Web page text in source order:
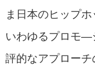
ま日本のヒップ
いわゆるプロモ―
評的なアプロー